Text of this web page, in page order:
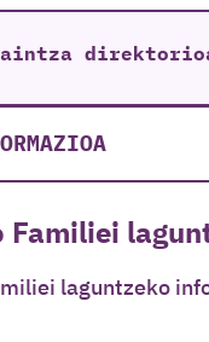
Familiei
laguntzeko